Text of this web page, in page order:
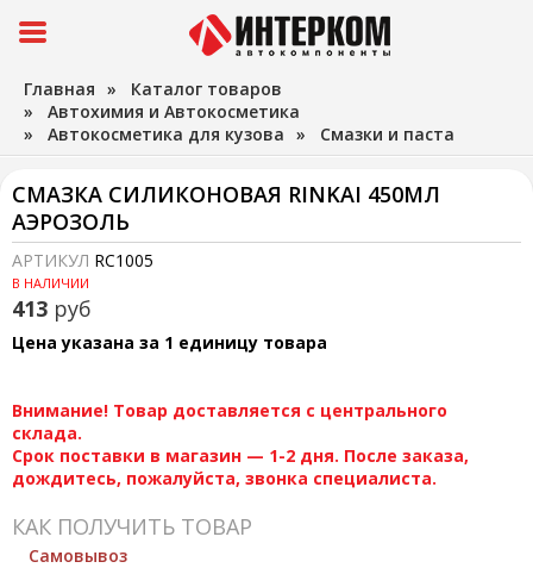
Главная » Каталог товаров
» Автохимия и Автокосметика
» Автокосметика для кузова » Смазки и паста
СМАЗКА СИЛИКОНОВАЯ RINKAI 450МЛ
АЭРОЗОЛЬ
АРТИКУЛ RC1005
В НАЛИЧИИ
413 руб
Цена указана за 1 единицу товара
Внимание! Товар доставляется с центрального
склада.
Срок поставки в магазин — 1-2 дня. После заказа,
дождитесь, пожалуйста, звонка специалиста.
КАК ПОЛУЧИТЬ ТОВАР
Самовывоз